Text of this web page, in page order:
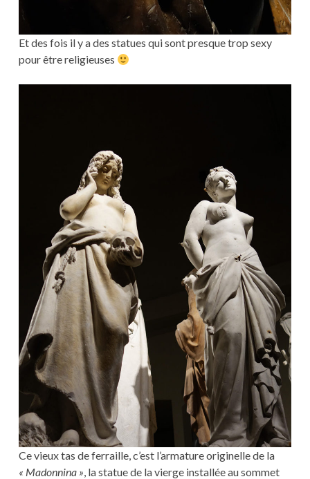
Et des fois il y a des statues qui sont presque trop sexy
pour être religieuses
Ce vieux tas de ferraille, c’est l’armature originelle de la
« Madonnina », la statue de la vierge installée au sommet